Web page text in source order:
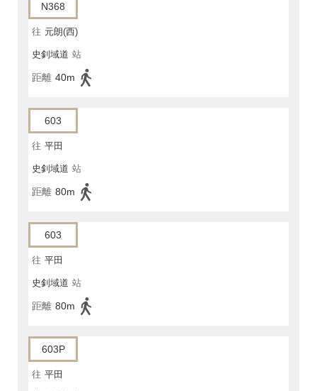
N368
往 元朗(西)
史釗域道 站
距離 40m
603
往 平田
史釗域道 站
距離 80m
603
往 平田
史釗域道 站
距離 80m
603P
往 平田